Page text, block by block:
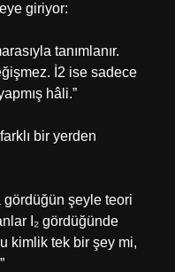
giriyor:
tanımlanır.
İ2 ise sadece
hâli.”
bir yerden
gördüğün şeyle teori
I₂ gördüğünde
kimlik tek bir şey mi,